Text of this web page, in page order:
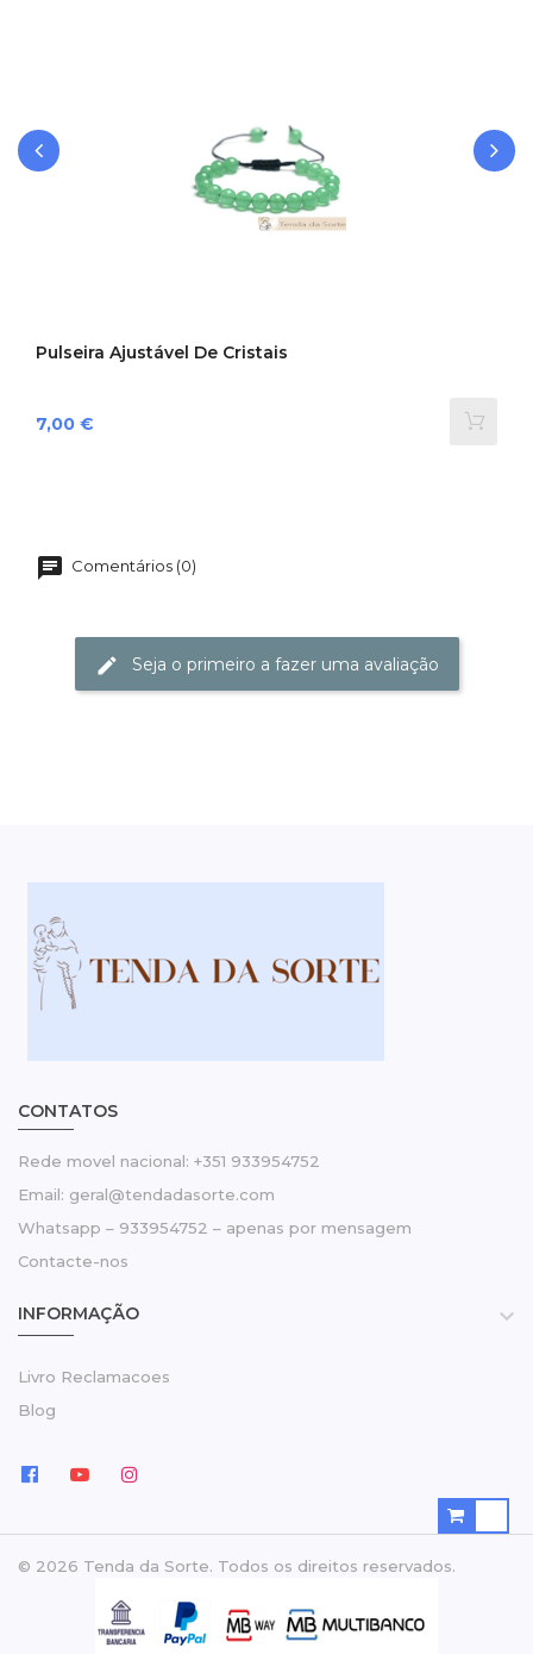
Pulseira Ajustável De Cristais
Preço
7,00 €
Comentários (0)
Seja o primeiro a fazer uma avaliação
CONTATOS
Rede movel nacional: +351 933954752
Email: geral@tendadasorte.com
Whatsapp – 933954752 – apenas por mensagem
Contacte-nos
INFORMAÇÃO 
Livro Reclamacoes
Blog
© 2026 Tenda da Sorte. Todos os direitos reservados.